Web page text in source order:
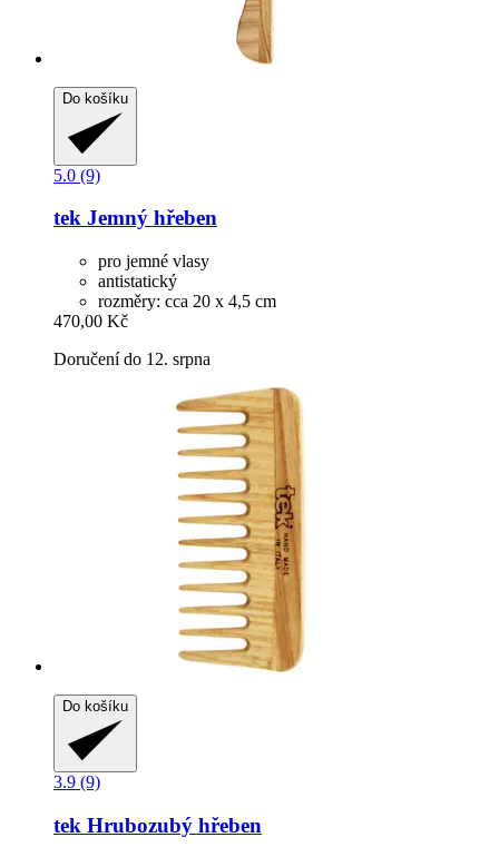
Do košíku
5.0 (9)
tek Jemný hřeben
pro jemné vlasy
antistatický
rozměry: cca 20 x 4,5 cm
470,00 Kč
Doručení do 12. srpna
Do košíku
3.9 (9)
tek Hrubozubý hřeben